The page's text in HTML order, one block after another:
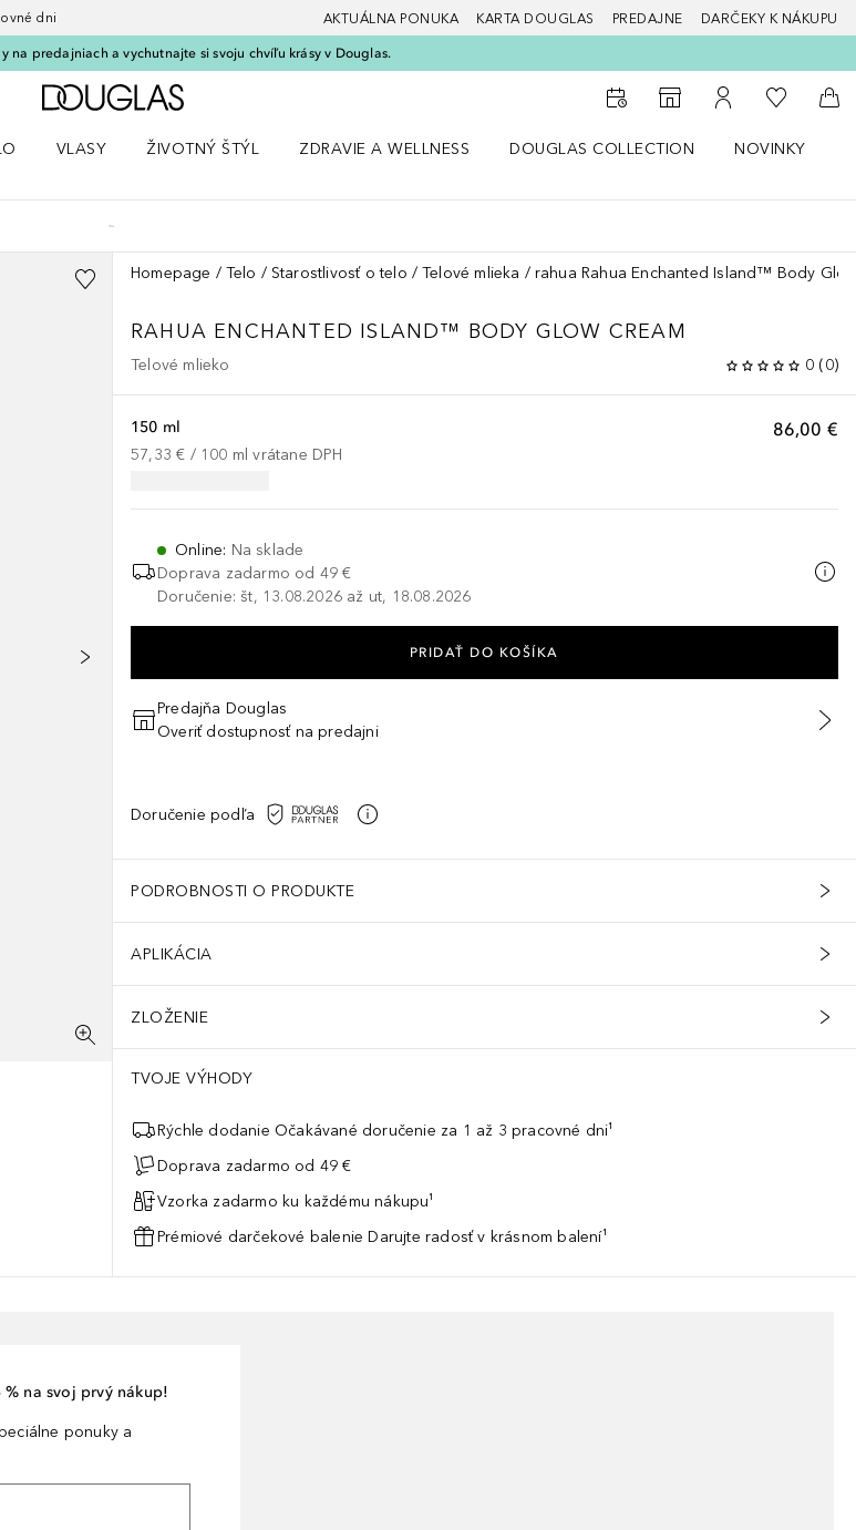
dni AKTUÁLNA PONUKA KARTA DOUGLAS PREDAJNE DARČEKY K NÁKUPU
na predajniach a vychutnajte si svoju chvíľu krásy v Douglas.
Domov
Do vyhľadávača predajní
Do môjho účtu
Do môjho
Do
VLASY
ŽIVOTNÝ ŠTÝL
ZDRAVIE A WELLNESS
DOUGLAS COLLECTION
NOVINKY
Homepage Telo Starostlivosť o telo Telové mlieka rahua Rahua Enchanted Island™ Body
RAHUA ENCHANTED ISLAND™ BODY GLOW CREAM
Telové mlieko 0 (0)
86,00 €
150 ml
57,33 € / 100 ml vrátane DPH
Online: Na sklade
Doprava zadarmo od 49 €
Doručenie: št, 13.08.2026 až ut, 18.08.2026
PRIDAŤ DO KOŠÍKA
Predajňa Douglas
Overiť dostupnosť na predajni
Doručenie podľa
PODROBNOSTI O PRODUKTE
APLIKÁCIA
ZLOŽENIE
TVOJE VÝHODY
Rýchle dodanie Očakávané doručenie za 1 až 3 pracovné dni¹
Doprava zadarmo od 49 €
Vzorka zadarmo ku každému nákupu¹
Prémiové darčekové balenie Darujte radosť v krásnom balení¹
na svoj prvý nákup!
ponuky a